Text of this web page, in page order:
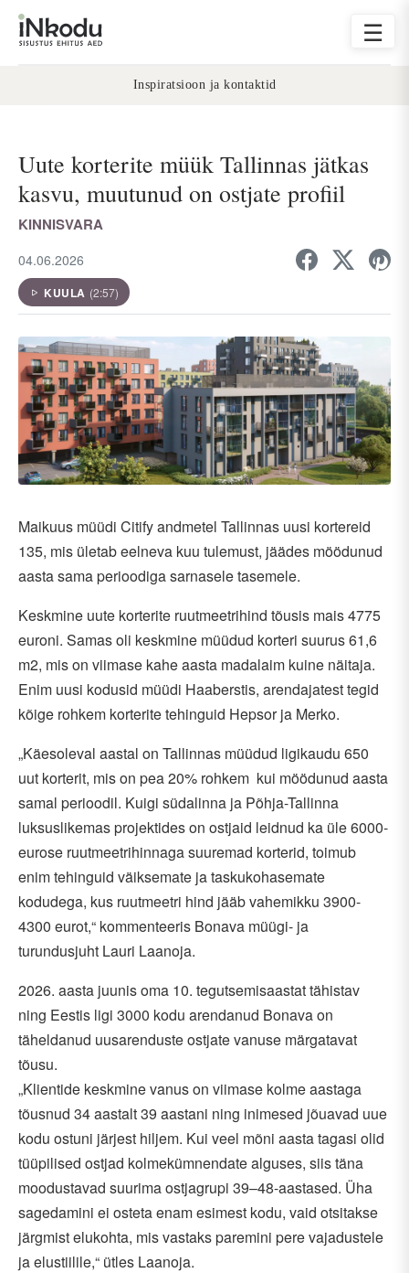
☰
Inspiratsioon ja kontaktid
Uute korterite müük Tallinnas jätkas
kasvu, muutunud on ostjate profiil
KINNISVARA
04.06.2026
KUULA (2:57)
Maikuus müüdi Citify andmetel Tallinnas uusi kortereid
135, mis ületab eelneva kuu tulemust, jäädes möödunud
aasta sama perioodiga sarnasele tasemele.
Keskmine uute korterite ruutmeetrihind tõusis mais 4775
euroni. Samas oli keskmine müüdud korteri suurus 61,6
m2, mis on viimase kahe aasta madalaim kuine näitaja.
Enim uusi kodusid müüdi Haaberstis, arendajatest tegid
kõige rohkem korterite tehinguid Hepsor ja Merko.
„Käesoleval aastal on Tallinnas müüdud ligikaudu 650
uut korterit, mis on pea 20% rohkem kui möödunud aasta
samal perioodil. Kuigi südalinna ja Põhja-Tallinna
luksuslikemas projektides on ostjaid leidnud ka üle 6000-
eurose ruutmeetrihinnaga suuremad korterid, toimub
enim tehinguid väiksemate ja taskukohasemate
kodudega, kus ruutmeetri hind jääb vahemikku 3900-
4300 eurot,“ kommenteeris Bonava müügi- ja
turundusjuht Lauri Laanoja.
2026. aasta juunis oma 10. tegutsemisaastat tähistav
ning Eestis ligi 3000 kodu arendanud Bonava on
täheldanud uusarenduste ostjate vanuse märgatavat
tõusu.
„Klientide keskmine vanus on viimase kolme aastaga
tõusnud 34 aastalt 39 aastani ning inimesed jõuavad uue
kodu ostuni järjest hiljem. Kui veel mõni aasta tagasi olid
tüüpilised ostjad kolmekümnendate alguses, siis täna
moodustavad suurima ostjagrupi 39–48-aastased. Üha
sagedamini ei osteta enam esimest kodu, vaid otsitakse
järgmist elukohta, mis vastaks paremini pere vajadustele
ja elustiilile,“ ütles Laanoja.